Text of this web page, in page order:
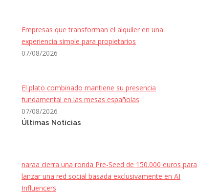
Empresas que transforman el alquiler en una
experiencia simple para propietarios
07/08/2026
El plato combinado mantiene su presencia
fundamental en las mesas españolas
07/08/2026
Últimas Noticias
naraa cierra una ronda Pre-Seed de 150.000 euros para
lanzar una red social basada exclusivamente en AI
Influencers